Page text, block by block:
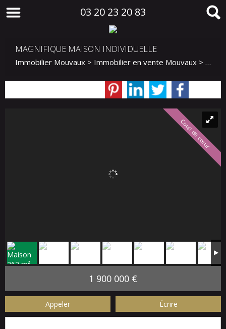
03 20 23 20 83
MAGNIFIQUE MAISON INDIVIDUELLE
Immobilier Mouvaux > Immobilier en vente Mouvaux >
Coup de cœur
1 900 000 €
Appeler Écrire